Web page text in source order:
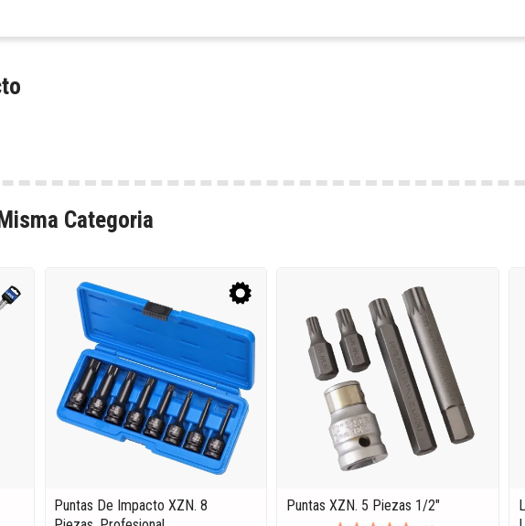
Categoria
Puntas De Impacto XZN. 8
Puntas XZN. 5 Piezas 1/2"